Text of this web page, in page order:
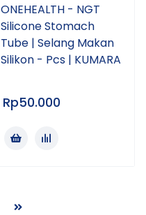
ONEHEALTH - NGT
Silicone Stomach
Tube | Selang Makan
Silikon - Pcs | KUMARA
Rp50.000